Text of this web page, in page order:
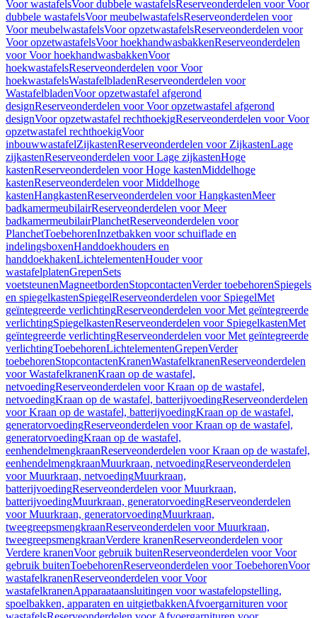
Voor wastafelsVoor dubbele wastafelsReserveonderdelen voor Voor
dubbele wastafelsVoor meubelwastafelsReserveonderdelen voor
Voor meubelwastafelsVoor opzetwastafelsReserveonderdelen voor
Voor opzetwastafelsVoor hoekhandwasbakkenReserveonderdelen
voor Voor hoekhandwasbakkenVoor
hoekwastafelsReserveonderdelen voor Voor
hoekwastafelsWastafelbladenReserveonderdelen voor
WastafelbladenVoor opzetwastafel afgerond
designReserveonderdelen voor Voor opzetwastafel afgerond
designVoor opzetwastafel rechthoekigReserveonderdelen voor Voor
opzetwastafel rechthoekigVoor
inbouwwastafelZijkastenReserveonderdelen voor ZijkastenLage
zijkastenReserveonderdelen voor Lage zijkastenHoge
kastenReserveonderdelen voor Hoge kastenMiddelhoge
kastenReserveonderdelen voor Middelhoge
kastenHangkastenReserveonderdelen voor HangkastenMeer
badkamermeubilairReserveonderdelen voor Meer
badkamermeubilairPlanchetReserveonderdelen voor
PlanchetToebehorenInzetbakken voor schuiflade en
indelingsboxenHanddoekhouders en
handdoekhakenLichtelementenHouder voor
wastafelplatenGrepenSets
voetsteunenMagneetbordenStopcontactenVerder toebehorenSpiegels
en spiegelkastenSpiegelReserveonderdelen voor SpiegelMet
geïntegreerde verlichtingReserveonderdelen voor Met geïntegreerde
verlichtingSpiegelkastenReserveonderdelen voor SpiegelkastenMet
geïntegreerde verlichtingReserveonderdelen voor Met geïntegreerde
verlichtingToebehorenLichtelementenGrepenVerder
toebehorenStopcontactenKranenWastafelkranenReserveonderdelen
voor WastafelkranenKraan op de wastafel,
netvoedingReserveonderdelen voor Kraan op de wastafel,
netvoedingKraan op de wastafel, batterijvoedingReserveonderdelen
voor Kraan op de wastafel, batterijvoedingKraan op de wastafel,
generatorvoedingReserveonderdelen voor Kraan op de wastafel,
generatorvoedingKraan op de wastafel,
eenhendelmengkraanReserveonderdelen voor Kraan op de wastafel,
eenhendelmengkraanMuurkraan, netvoedingReserveonderdelen
voor Muurkraan, netvoedingMuurkraan,
batterijvoedingReserveonderdelen voor Muurkraan,
batterijvoedingMuurkraan, generatorvoedingReserveonderdelen
voor Muurkraan, generatorvoedingMuurkraan,
tweegreepsmengkraanReserveonderdelen voor Muurkraan,
tweegreepsmengkraanVerdere kranenReserveonderdelen voor
Verdere kranenVoor gebruik buitenReserveonderdelen voor Voor
gebruik buitenToebehorenReserveonderdelen voor ToebehorenVoor
wastafelkranenReserveonderdelen voor Voor
wastafelkranenApparaataansluitingen voor wastafelopstelling,
spoelbakken, apparaten en uitgietbakkenAfvoergarnituren voor